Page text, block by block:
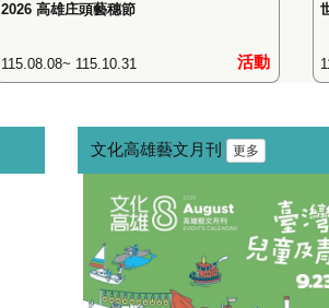
活動
2026 高雄庄頭藝穗節
115.08.08~ 115.10.31
文化高雄藝文月刊 更多